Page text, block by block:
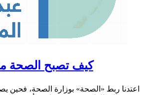
كيف تصبح الصحة
اعتدنا ربط «الصحة» بوزارة الصحة، فحين